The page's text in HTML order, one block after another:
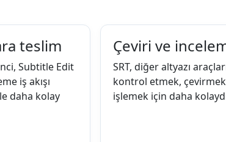
teslim
Subtitle Edit
iş akışı
daha kolay
Çeviri ve
SRT, diğer altyazı
kontrol etmek,
işlemek için daha